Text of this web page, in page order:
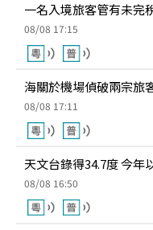
一名入境旅客管有未完
08/08 17:15
海關於機場偵破兩宗旅
08/08 17:11
天文台錄得34.7度 今年
08/08 16:50